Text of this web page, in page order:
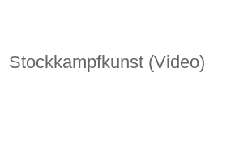
Stockkampfkunst (Video)